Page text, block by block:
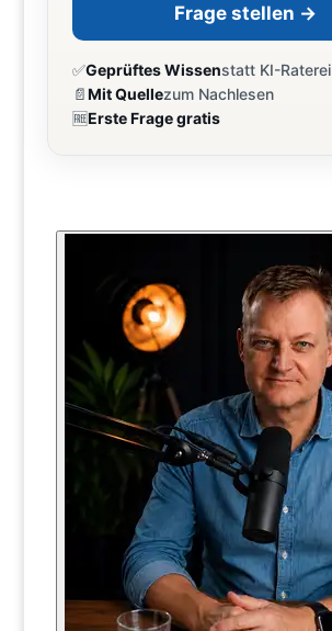
Frage stellen →
✅Geprüftes Wissenstatt KI-Raterei
📄Mit Quellezum Nachlesen
🆓Erste Frage gratis